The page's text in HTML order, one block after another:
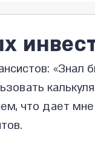
«Знал
что дает